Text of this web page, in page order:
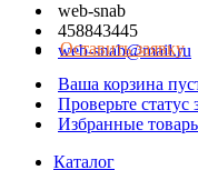
web-snab
458843445
web-snab@mail.ru
Оставить заявку
Ваша корзина
Проверьте статус
Избранные
Каталог